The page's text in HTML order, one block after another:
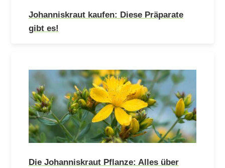
Johanniskraut kaufen: Diese Präparate
gibt es!
Die Johanniskraut Pflanze: Alles über